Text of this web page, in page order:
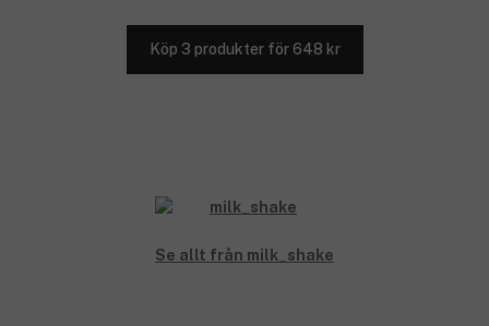
Köp 3 produkter för 648 kr
Se allt från milk_shake